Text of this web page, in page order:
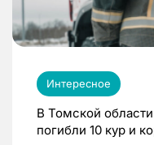
Интересное
В Томской
погибли 10 кур и